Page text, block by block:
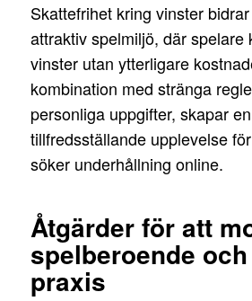
Skattefrihet kring vinster
attraktiv spelmiljö, där spelare
vinster utan ytterligare
kombination med stränga
personliga uppgifter, skapar
tillfredsställande upplevelse
söker underhållning online.
Åtgärder för att
spelberoende
praxis